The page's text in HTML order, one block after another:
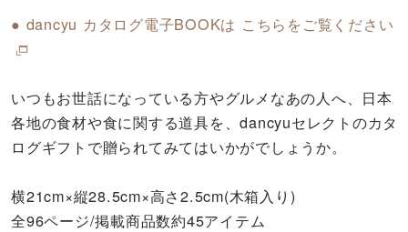
● dancyu カタログ電子BOOKは こちらをご覧ください
いつもお世話になっている方やグルメなあの人へ、日本
各地の食材や食に関する道具を、dancyuセレクトのカタ
ログギフトで贈られてみてはいかがでしょうか。
横21cm×縦28.5cm×高さ2.5cm(木箱入り)
全96ページ/掲載商品数約45アイテム